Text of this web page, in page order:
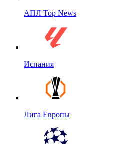
АПЛ Top News
Испания
Лига Европы